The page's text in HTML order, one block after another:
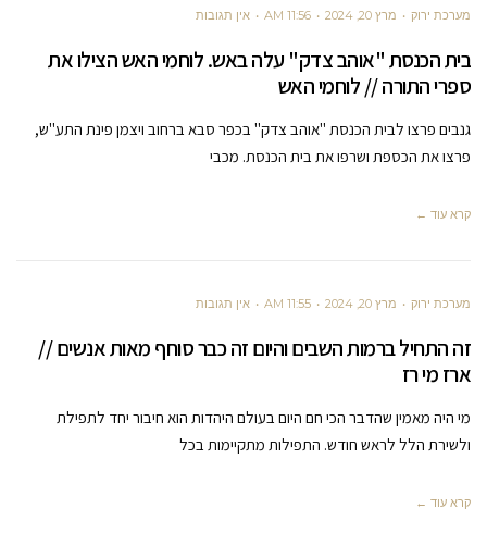
מערכת ירוק מרץ 20, 2024 11:56 AM אין תגובות
בית הכנסת "אוהב צדק" עלה באש. לוחמי האש הצילו את
ספרי התורה // לוחמי האש
גנבים פרצו לבית הכנסת "אוהב צדק" בכפר סבא ברחוב ויצמן פינת התע"ש,
פרצו את הכספת ושרפו את בית הכנסת. מכבי
קרא עוד ←
מערכת ירוק מרץ 20, 2024 11:55 AM אין תגובות
זה התחיל ברמות השבים והיום זה כבר סוחף מאות אנשים //
ארז מי רז
מי היה מאמין שהדבר הכי חם היום בעולם היהדות הוא חיבור יחד לתפילת
ולשירת הלל לראש חודש. התפילות מתקיימות בכל
קרא עוד ←